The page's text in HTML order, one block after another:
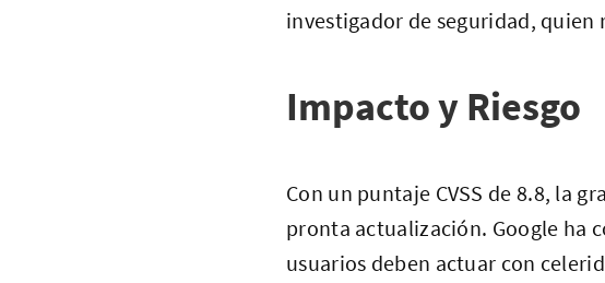
investigador de seguridad, quien
Impacto y Riesgo
Con un puntaje CVSS de 8.8, la
pronta actualización. Google ha
usuarios deben actuar con